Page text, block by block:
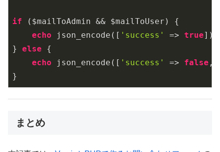
if ($mailToAdmin && $mailToUser) {
echo json_encode([ 'success' => true]);
} else {
echo json_encode([ 'success' => false ,
}
まとめ